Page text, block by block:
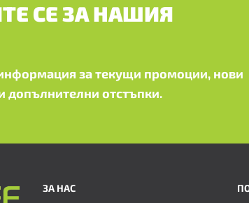
СЕ ЗА НАШИЯ
за текущи промоции, нови
допълнителни отстъпки.
ЗА НАС